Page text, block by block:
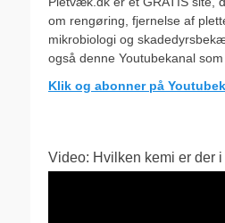
om rengøring, fjernelse af
mikrobiologi og
også denne Youtubekanal
Klik og abonner på
Video: Hvilken kemi er der